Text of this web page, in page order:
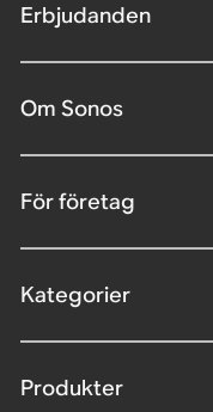
Erbjudanden
Om Sonos
För företag
Kategorier
Produkter